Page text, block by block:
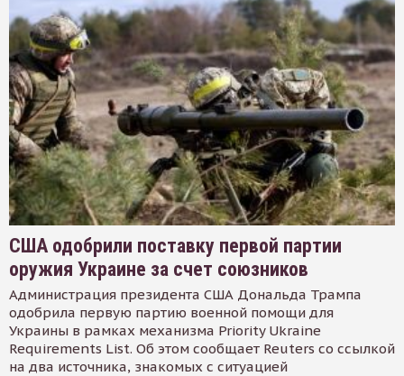
США одобрили поставку первой партии
оружия Украине за счет союзников
Администрация президента США Дональда Трампа
одобрила первую партию военной помощи для
Украины в рамках механизма Priority Ukraine
Requirements List. Об этом сообщает Reuters со ссылкой
на два источника, знакомых с ситуацией